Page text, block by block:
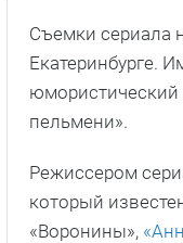
Съемки сериала
Екатеринбурге.
юмористический
пельмени».
Режиссером
который
«Воронины»,